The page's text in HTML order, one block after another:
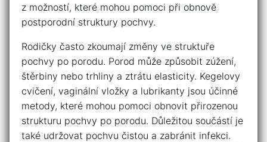
z možností, které mohou pomoci při obnově
postporodní struktury pochvy.
Rodičky často zkoumají změny ve struktuře
pochvy po porodu. Porod může způsobit zúžení,
štěrbiny nebo trhliny a ztrátu elasticity. Kegelovy
cvičení, vaginální vložky a lubrikanty jsou účinné
metody, které mohou pomoci obnovit přirozenou
strukturu pochvy po porodu. Důležitou součástí je
také udržovat pochvu čistou a zabránit infekci.